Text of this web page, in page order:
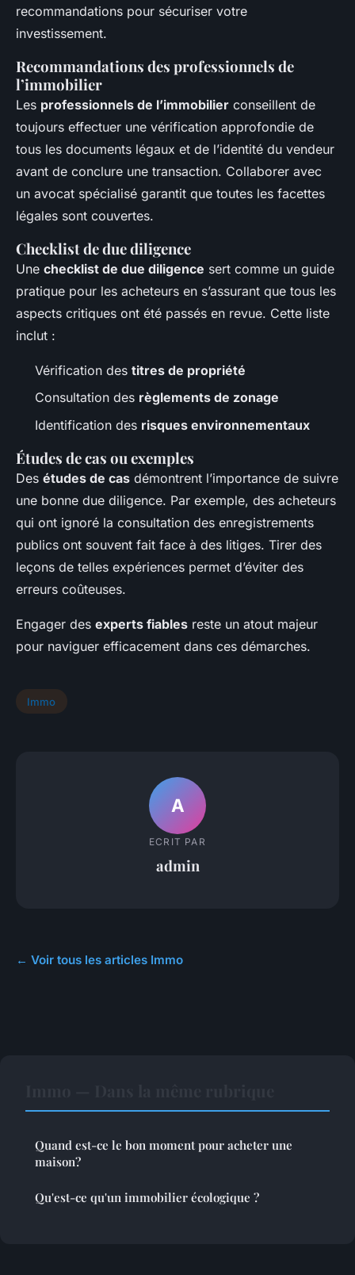
recommandations pour sécuriser votre
investissement.
Recommandations des professionnels de
l’immobilier
Les professionnels de l’immobilier conseillent de
toujours effectuer une vérification approfondie de
tous les documents légaux et de l’identité du vendeur
avant de conclure une transaction. Collaborer avec
un avocat spécialisé garantit que toutes les facettes
légales sont couvertes.
Checklist de due diligence
Une checklist de due diligence sert comme un guide
pratique pour les acheteurs en s’assurant que tous les
aspects critiques ont été passés en revue. Cette liste
inclut :
Vérification des titres de propriété
Consultation des règlements de zonage
Identification des risques environnementaux
Études de cas ou exemples
Des études de cas démontrent l’importance de suivre
une bonne due diligence. Par exemple, des acheteurs
qui ont ignoré la consultation des enregistrements
publics ont souvent fait face à des litiges. Tirer des
leçons de telles expériences permet d’éviter des
erreurs coûteuses.
Engager des experts fiables reste un atout majeur
pour naviguer efficacement dans ces démarches.
Immo
A
ECRIT PAR
admin
← Voir tous les articles Immo
Quand est-ce le bon moment pour acheter une
maison?
Qu'est-ce qu'un immobilier écologique ?